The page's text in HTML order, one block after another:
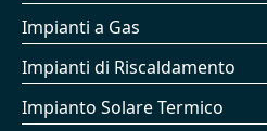
Impianti a Gas
Impianti di Riscaldamento
Impianto Solare Termico